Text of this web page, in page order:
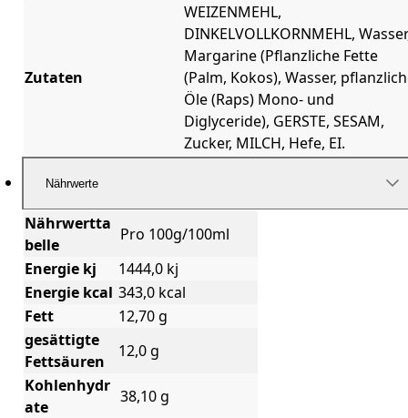
Zutaten
WEIZENMEHL,
DINKELVOLLKORNMEHL,
Margarine (Pflanzliche Fette
(Palm, Kokos), Wasser,
Öle (Raps) Mono- und
Diglyceride), GERSTE, SESAM,
Zucker, MILCH, Hefe, EI.
Nährwerte
Nährwertta
belle
Pro 100g/100ml
Energie kj
1444,0 kj
Energie kcal 343,0 kcal
Fett
12,70 g
gesättigte
Fettsäuren
12,0 g
Kohlenhydr
ate
38,10 g